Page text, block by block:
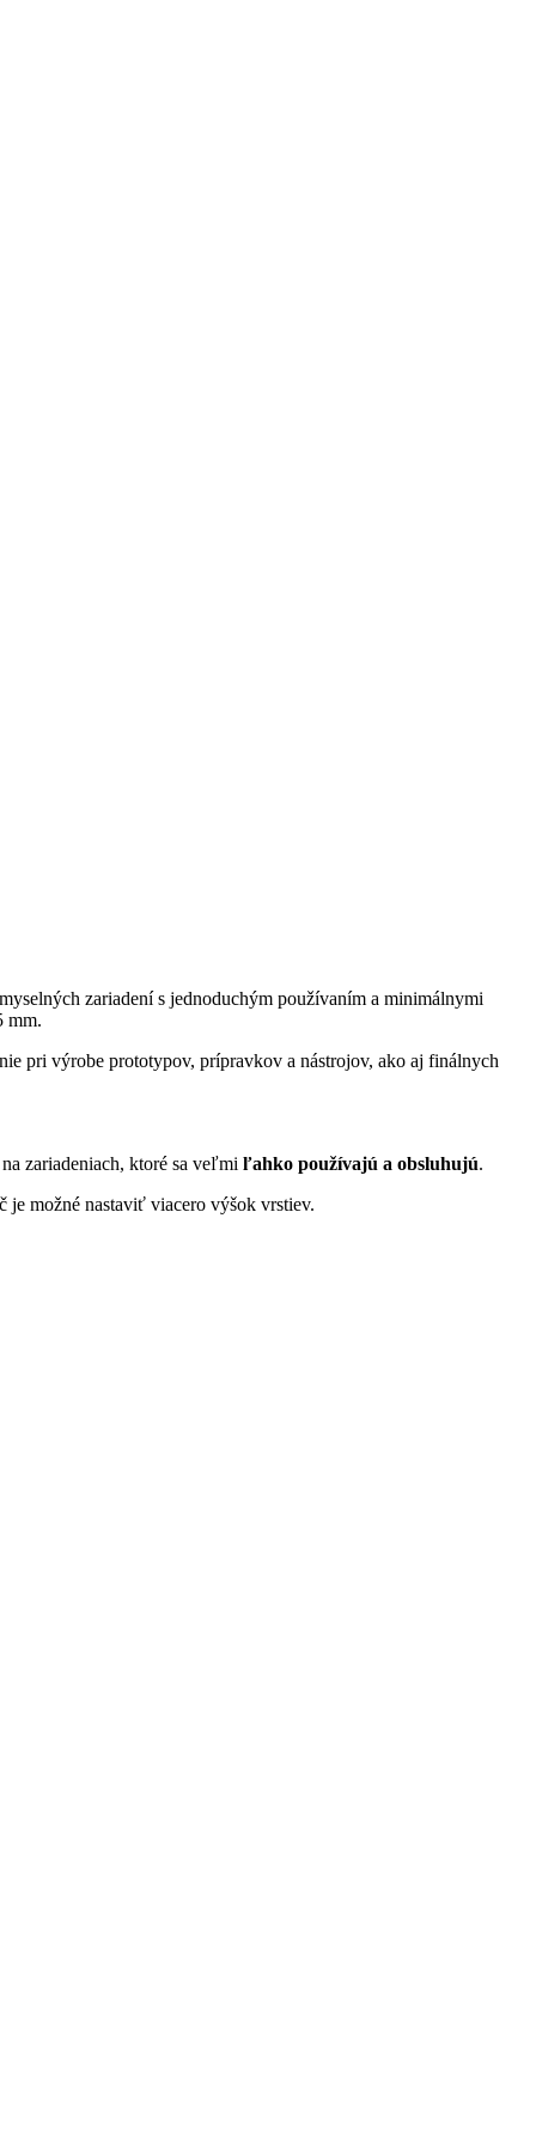
zariadení s jednoduchým používaním a minimálnymi
mm.
pri výrobe prototypov, prípravkov a nástrojov, ako aj finálnych
na zariadeniach, ktoré sa veľmi ľahko používajú a obsluhujú.
je možné nastaviť viacero výšok vrstiev.